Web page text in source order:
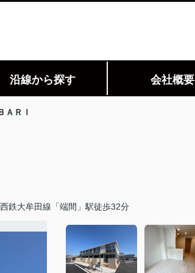
沿線から探す 会社概要
ＡＲＩ
西鉄大牟田線「端間」駅徒歩32分